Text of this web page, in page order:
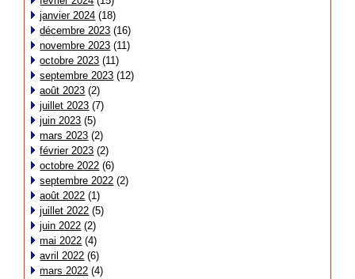
janvier 2024 (18)
décembre 2023 (16)
novembre 2023 (11)
octobre 2023 (11)
septembre 2023 (12)
août 2023 (2)
juillet 2023 (7)
juin 2023 (5)
mars 2023 (2)
février 2023 (2)
octobre 2022 (6)
septembre 2022 (2)
août 2022 (1)
juillet 2022 (5)
juin 2022 (2)
mai 2022 (4)
avril 2022 (6)
mars 2022 (4)